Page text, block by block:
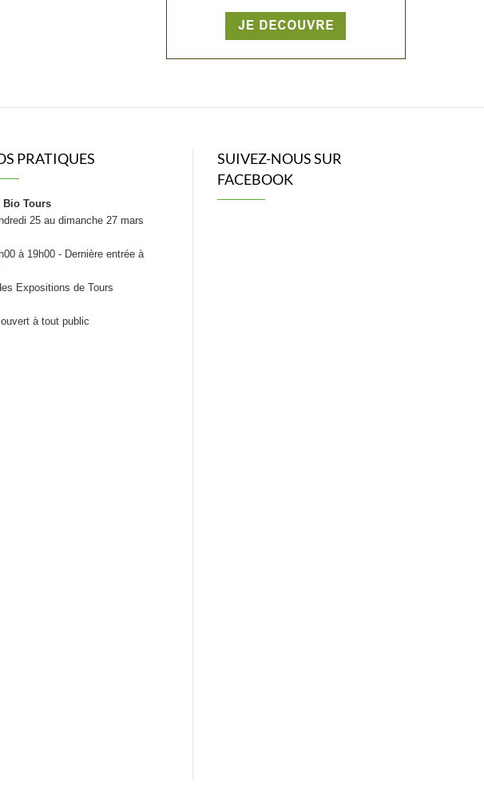
PRATIQUES
Bio Tours
25 au dimanche 27 mars
à 19h00 - Dernière entrée à
Expositions de Tours
à tout public
SUIVEZ-NOUS SUR
FACEBOOK